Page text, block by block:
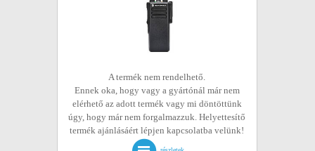
A termék nem rendelhető.
Ennek oka, hogy vagy a gyártónál már nem
elérhető az adott termék vagy mi döntöttünk
úgy, hogy már nem forgalmazzuk. Helyettesítő
termék ajánlásáért lépjen kapcsolatba velünk!